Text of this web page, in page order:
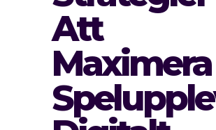
Att
Maximera